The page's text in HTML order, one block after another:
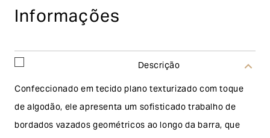
Informações
Descrição
Confeccionado em tecido plano texturizado com toque
de algodão, ele apresenta um sofisticado trabalho de
bordados vazados geométricos ao longo da barra, que